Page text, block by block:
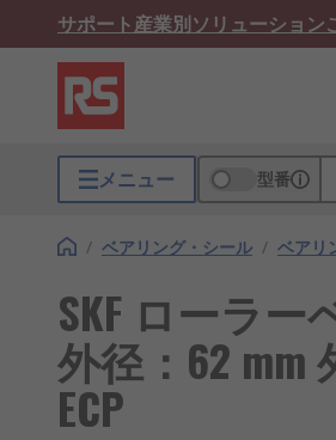
サポート産業別ソリューション
メニュー 型番
/ ベアリング・シール / ベアリ
SKF ローラ
外径：62 mm
ECP